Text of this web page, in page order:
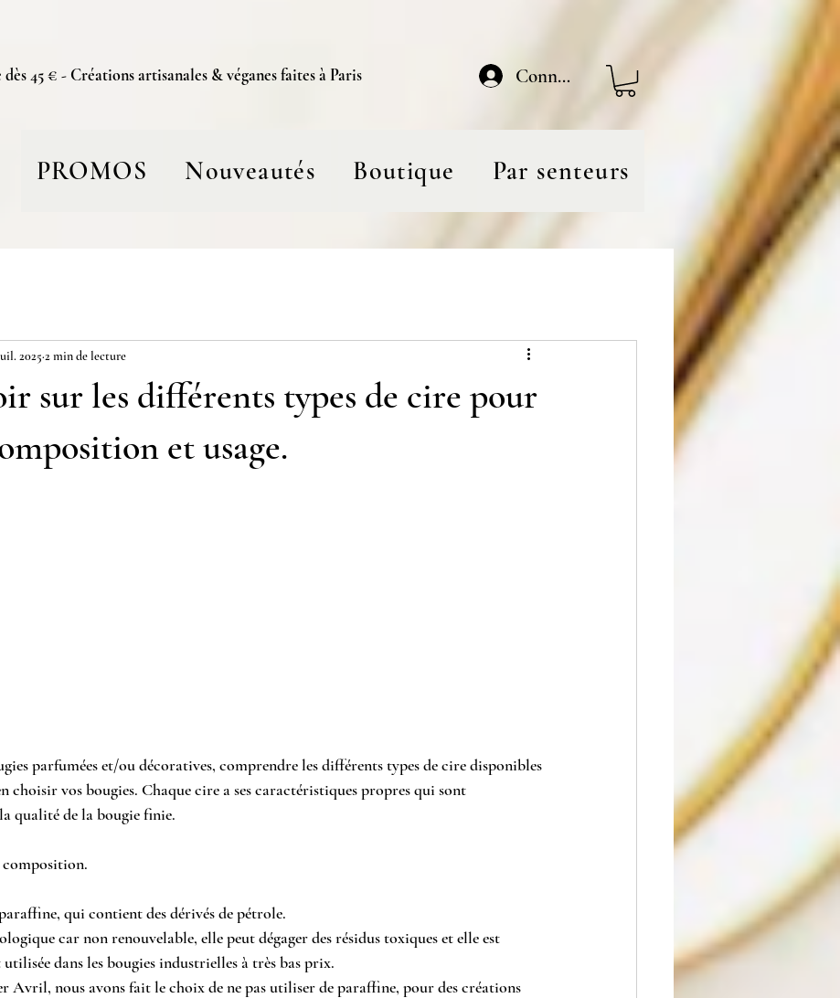
45 € - Créations artisanales & véganes faites à Paris
PROMOS Nouveautés Boutique Par senteurs
Connexion
sur les différents types de cire pour
et usage.
2025 2 min de lecture
parfumées et/ou décoratives, comprendre les différents types de cire disponibles
choisir vos bougies. Chaque cire a ses caractéristiques propres qui sont
qualité de la bougie finie.
qui contient des dérivés de pétrole.
car non renouvelable, elle peut dégager des résidus toxiques et elle est
dans les bougies industrielles à très bas prix.
Avril, nous avons fait le choix de ne pas utiliser de paraffine, pour des créations